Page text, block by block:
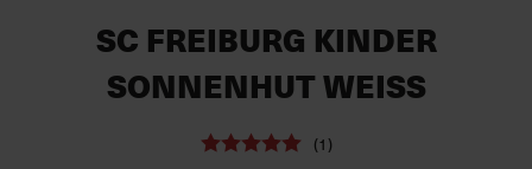
SC FREIBURG KINDER
SONNENHUT WEISS
(1)